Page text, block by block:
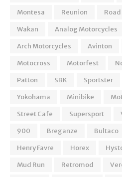
Montesa
Reunion Road
Wakan
Analog Motorcycles
Arch Motorcycles
Avinton
Motocross
Motorfest
Patton
SBK Sportster
Yokohama
Minibike
Street Cafe
Supersport
900
Breganze Bultaco
Henry Favre
Horex
Mud Run
Retromod